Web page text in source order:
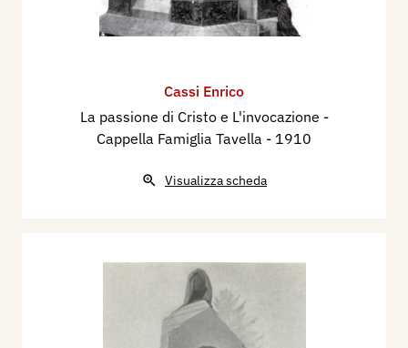
Cassi Enrico
La passione di Cristo e L'invocazione -
Cappella Famiglia Tavella - 1910
Visualizza scheda